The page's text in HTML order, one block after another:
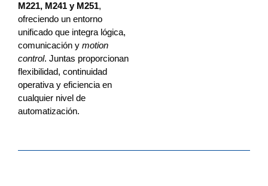
M221, M241 y M251,
ofreciendo un entorno
unificado que integra lógica,
comunicación y motion
control. Juntas proporcionan
flexibilidad, continuidad
operativa y eficiencia en
cualquier nivel de
automatización.